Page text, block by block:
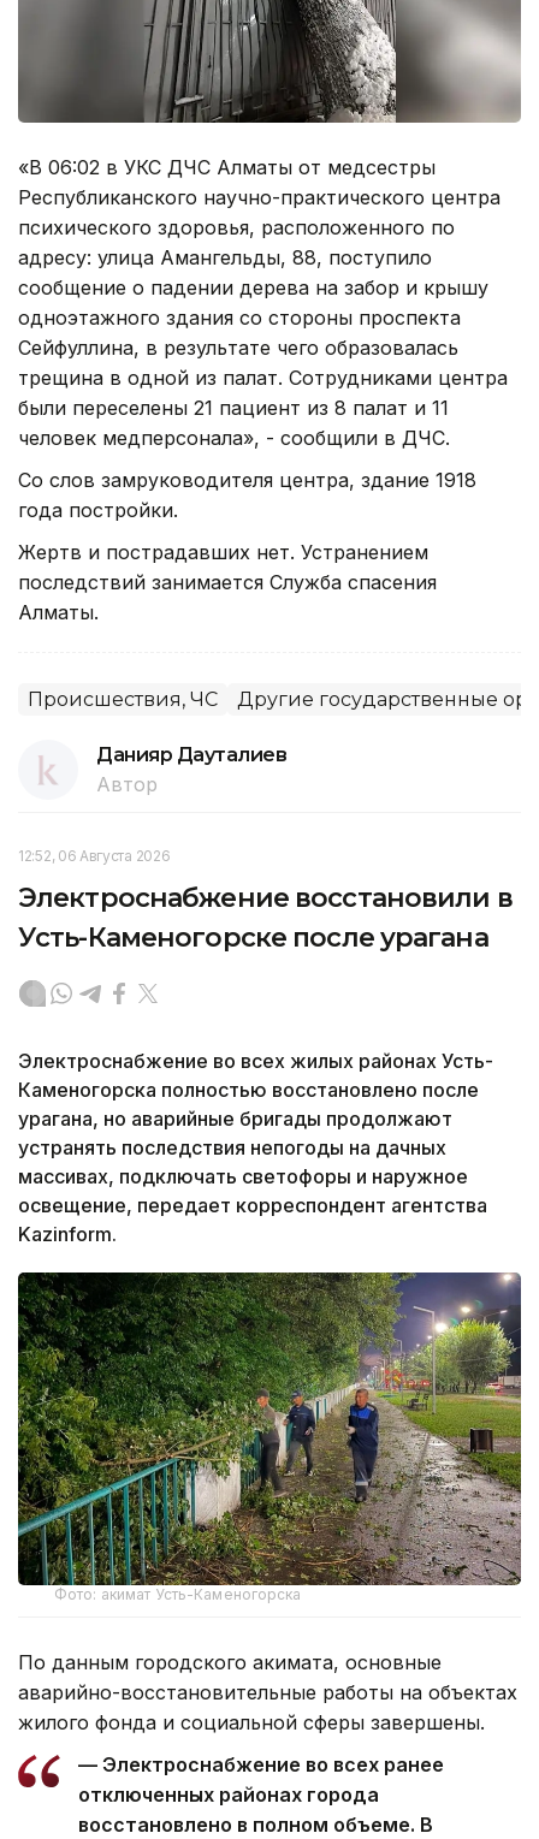
«В 06:02 в УКС ДЧС Алматы от медсестры
Республиканского научно-практического центра
психического здоровья, расположенного по
адресу: улица Амангельды, 88, поступило
сообщение о падении дерева на забор и крышу
одноэтажного здания со стороны проспекта
Сейфуллина, в результате чего образовалась
трещина в одной из палат. Сотрудниками центра
были переселены 21 пациент из 8 палат и 11
человек медперсонала», - сообщили в ДЧС.
Со слов замруководителя центра, здание 1918
года постройки.
Жертв и пострадавших нет. Устранением
последствий занимается Служба спасения
Алматы.
Происшествия, ЧС Другие государственные
Данияр Дауталиев
Автор
12:52, 06 Августа 2026
Электроснабжение восстановили в
Усть-Каменогорске после урагана
Электроснабжение во всех жилых районах Усть-
Каменогорска полностью восстановлено после
урагана, но аварийные бригады продолжают
устранять последствия непогоды на дачных
массивах, подключать светофоры и наружное
освещение, передает корреспондент агентства
Kazinform.
Фото: акимат Усть-Каменогорска
По данным городского акимата, основные
аварийно-восстановительные работы на объектах
жилого фонда и социальной сферы завершены.
— Электроснабжение во всех ранее
отключенных районах города
восстановлено в полном объеме. В